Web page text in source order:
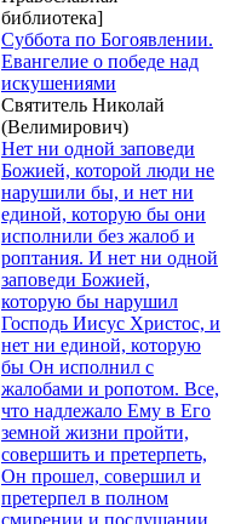
библиотека]
Суббота по Богоявлении.
Евангелие о победе над
искушениями
Святитель Николай
(Велимирович)
Нет ни одной заповеди
Божией, которой люди не
нарушили бы, и нет ни
единой, которую бы они
исполнили без жалоб и
роптания. И нет ни одной
заповеди Божией,
которую бы нарушил
Господь Иисус Христос, и
нет ни единой, которую
бы Он исполнил с
жалобами и ропотом. Все,
что надлежало Ему в Его
земной жизни пройти,
совершить и претерпеть,
Он прошел, совершил и
претерпел в полном
смирении и послушании